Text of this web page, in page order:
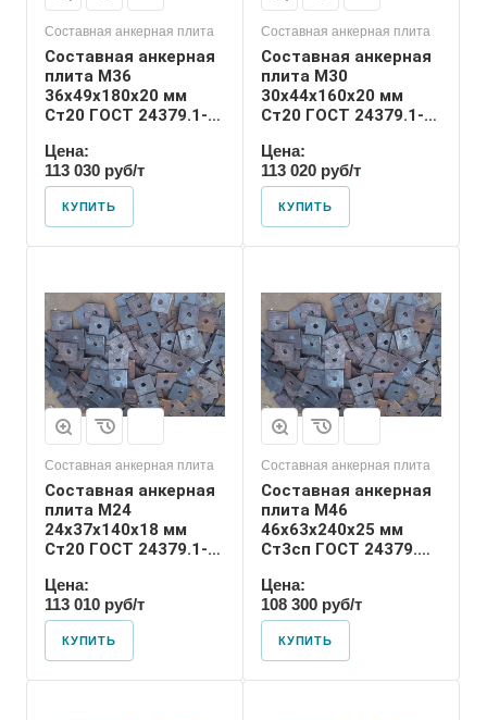
Составная анкерная плита
Составная анкерная
плита М36
36х49х180х20 мм
Ст20 ГОСТ 24379.1-
Цена:
113 030 руб/т
КУПИТЬ
Составная анкерная плита
Составная анкерная
плита М30
30х44х160х20 мм
Ст20 ГОСТ 24379.1-
Цена:
113 020 руб/т
КУПИТЬ
Составная анкерная плита
Составная анкерная
плита М24
24х37х140х18 мм
Ст20 ГОСТ 24379.1-
Цена:
113 010 руб/т
КУПИТЬ
46
Номер диаметра
резьбы
М46
Размер резьбы
М46
Составная анкерная плита
Составная анкерная
плита М46
46х63х240х25 мм
Ст3сп ГОСТ 24379.1-
Цена:
108 300 руб/т
КУПИТЬ